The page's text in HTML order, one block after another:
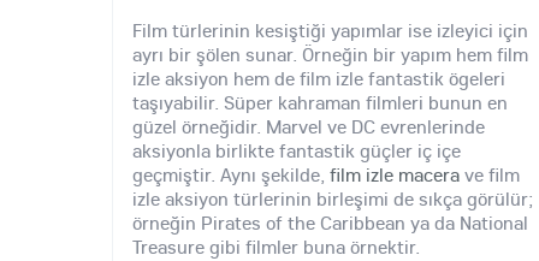
Film türlerinin kesiştiği yapımlar ise izleyici için
ayrı bir şölen sunar. Örneğin bir yapım hem film
izle aksiyon hem de film izle fantastik ögeleri
taşıyabilir. Süper kahraman filmleri bunun en
güzel örneğidir. Marvel ve DC evrenlerinde
aksiyonla birlikte fantastik güçler iç içe
geçmiştir. Aynı şekilde, film izle macera ve film
izle aksiyon türlerinin birleşimi de sıkça görülür;
örneğin Pirates of the Caribbean ya da National
Treasure gibi filmler buna örnektir.